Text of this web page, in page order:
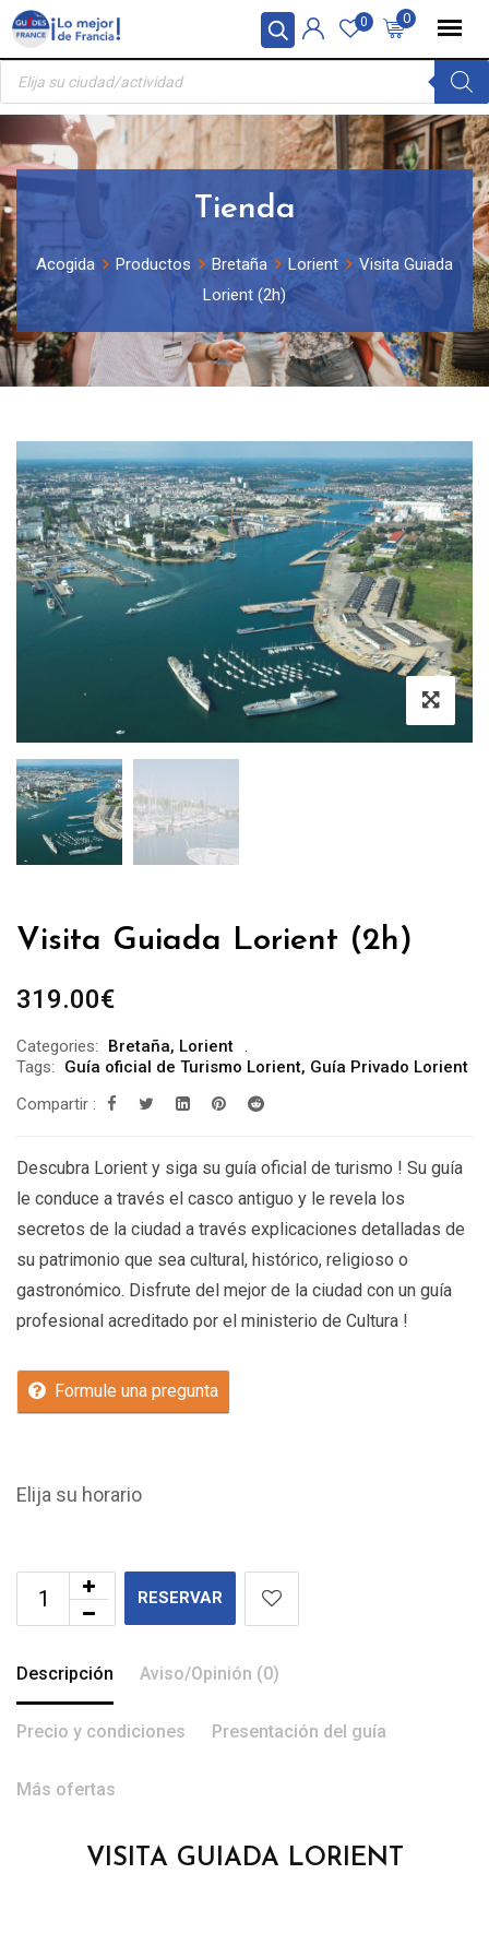
Panel de gestión de cookies
Skip
content
0
0
Búsqueda
productos
Tienda
Acogida Productos Bretaña Lorient
Visita Guiada
Lorient (2h)
Visita Guiada Lorient (2h)
319.00€
Categories: Bretaña, Lorient
Tags:
Guía oficial de Turismo Lorient, Guía Privado Lorient
Compartir :
Descubra Lorient y siga su guía oficial de turismo ! Su guía
le conduce a través el casco antiguo y le revela los
secretos de la ciudad a través explicaciones detalladas de
su patrimonio que sea cultural, histórico, religioso o
gastronómico. Disfrute del mejor de la ciudad con un guía
profesional acreditado por el ministerio de Cultura !
Formule una pregunta
Elija su horario
RESERVAR
Descripción Aviso/Opinión (0)
Precio y condiciones Presentación del guía
Más ofertas
VISITA GUIADA LORIENT